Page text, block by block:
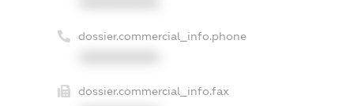
dossier.commercial_info.phone
dossier.commercial_info.fax